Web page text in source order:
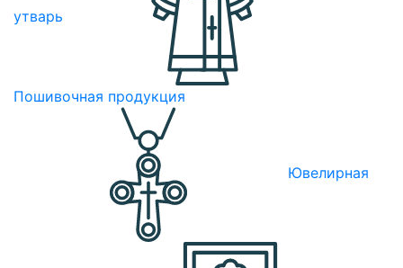
утварь
Пошивочная продукция
Ювелирная